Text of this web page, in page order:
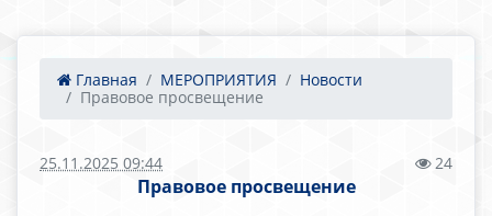
Главная МЕРОПРИЯТИЯ
Новости
Правовое просвещение
25.11.2025 09:44 24
Правовое просвещение